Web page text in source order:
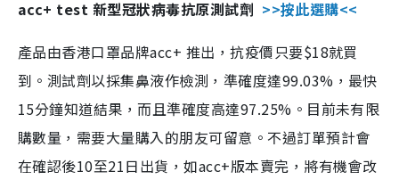
acc+ test 新型冠狀病毒抗原測試劑 >>按此選購<<
產品由香港口罩品牌acc+ 推出，抗疫價只要$18就買
到。測試劑以採集鼻液作檢測，準確度達99.03%，最快
15分鐘知道結果，而且準確度高達97.25%。目前未有限
購數量，需要大量購入的朋友可留意。不過訂單預計會
在確認後10至21日出貨，如acc+版本賣完，將有機會改